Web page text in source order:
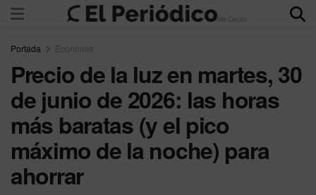
Portada Economía
Precio de la luz en martes, 30
de junio de 2026: las horas
más baratas (y el pico
máximo de la noche) para
ahorrar